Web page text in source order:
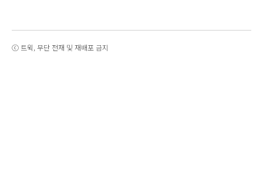
ⓒ 트윅, 무단 전재 및 재배포 금지